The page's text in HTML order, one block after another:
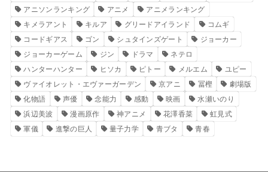
アニソンランキング
アニメ
アニメランキング
キメラアント
キルア グリードアイランド
コムギ
コードギアス
ゴン シュタインズゲート
ジョーカー
ジョーカーゲーム
ジン ドラマ
ネテロ
ハンターハンター
ヒソカ ピトー メルエム
ユピー
ヴァイオレット・エヴァーガーデン
京アニ 冨樫
劇場版
化物語
声優 念能力 感動 映画
水瀬いのり
浜辺美波
漫画原作 神アニメ 花澤香菜
虹見式
軍儀
進撃の巨人 量子力学 青ブタ 青春